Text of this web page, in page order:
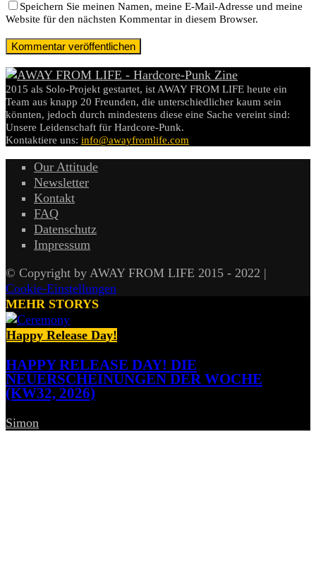
Speichern Sie meinen Namen, meine E-Mail-Adresse und meine
Website für den nächsten Kommentar in diesem Browser.
2015 als Solo-Projekt gestartet, ist AWAY FROM LIFE heute ein
Team aus knapp 20 Freunden, die unterschiedlicher kaum sein
könnten, jedoch durch mindestens diese eine Sache vereint sind:
Unsere Leidenschaft für Hardcore-Punk.
Kontaktiere uns: info@awayfromlife.com
Our Attitude
Newsletter
Kontakt
FAQ
Datenschutz
Impressum
© Copyright by AWAY FROM LIFE 2015 - 2022 |
Cookie-Einstellungen
MEHR STORYS
Happy Release Day!
HAPPY RELEASE DAY! DIE
NEUERSCHEINUNGEN DER WOCHE
(KW32, 2026)
Simon